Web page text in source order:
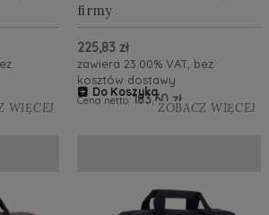
WIĘCEJ
firmy
225,83 zł
zawiera 23.00% VAT, bez
kosztów dostawy
Cena netto: 183,60 zł
Do Koszyka
ZOBACZ WIĘCEJ